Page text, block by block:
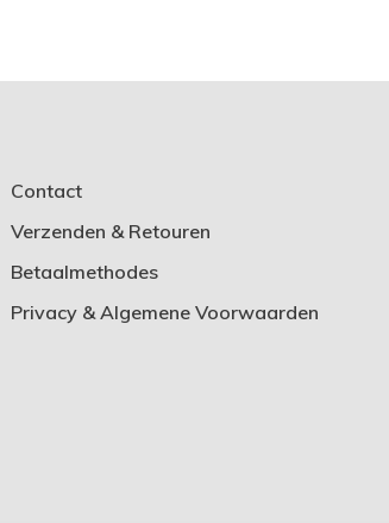
Contact
Verzenden & Retouren
Betaalmethodes
Privacy & Algemene Voorwaarden